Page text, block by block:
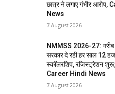
छात्र ने लगाए गंभीर आरोप,
News
7 August 2026
NMMSS 2026-27: गरीब
सरकार दे रही हर साल 12
स्कॉलरशिप, रजिस्ट्रेशन शुरू;
Career Hindi News
7 August 2026